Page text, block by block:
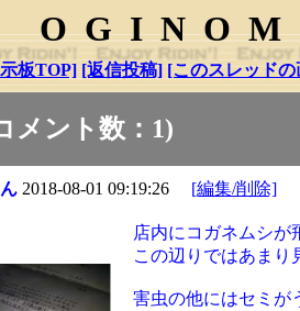
板TOP] [返信投稿] [このスレッドの
メント数：1)
2018-08-01 09:19:26 [編集/削除]
店内にコガネムシが
この辺りではあまり
害虫の他にはセミが